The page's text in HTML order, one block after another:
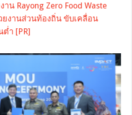
น Rayong Zero Food Waste
งานส่วนท้องถิ่น ขับเคลื่อน
ต่ำ [PR]